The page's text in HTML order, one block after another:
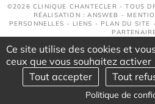
©2026 CLINIQUE CHANTECLER - TOUS
RÉALISATION : ANSWEB -
PERSONNELLES - LIENS - PLAN DU SITE
Ce site utilise des cookies et
ceux que vous souhaitez activer
Tout accepter
Tout
Politique de